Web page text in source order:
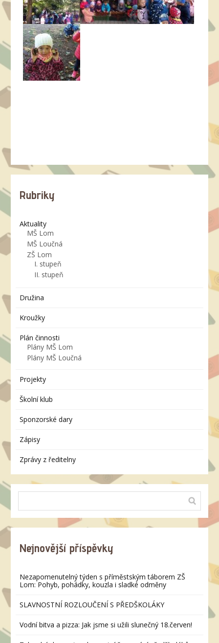
Rubriky
Aktuality
MŠ Lom
MŠ Loučná
ZŠ Lom
I. stupeň
II. stupeň
Družina
Kroužky
Plán činnosti
Plány MŠ Lom
Plány MŠ Loučná
Projekty
Školní klub
Sponzorské dary
Zápisy
Zprávy z ředitelny
Nejnovější příspěvky
Nezapomenutelný týden s příměstským táborem ZŠ
Lom: Pohyb, pohádky, kouzla i sladké odměny
SLAVNOSTNÍ ROZLOUČENÍ S PŘEDŠKOLÁKY
Vodní bitva a pizza: Jak jsme si užili slunečný 18.červen!